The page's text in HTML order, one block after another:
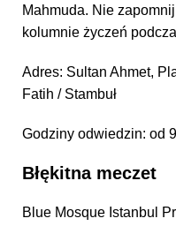
Mahmuda. Nie
kolumnie życzeń
Adres: Sultan Ahmet,
Fatih / Stambuł
Godziny odwiedzin: od
Błękitna meczet
Blue Mosque Istanbul